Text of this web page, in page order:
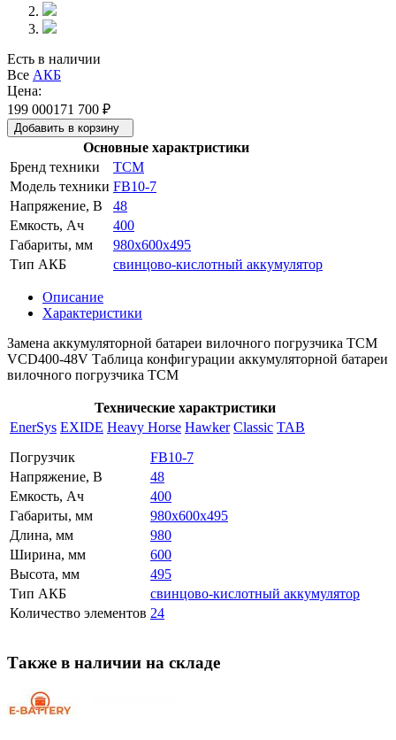
Есть в наличии
Все АКБ
Цена:
199 000171 700 ₽
Добавить в корзину
Основные характристики
Бренд техники
TCM
Модель техники FB10-7
Напряжение, В
48
Емкость, Ач
400
Габариты, мм
980x600x495
Тип АКБ
свинцово-кислотный аккумулятор
Описание
Характеристики
Замена аккумуляторной батареи вилочного погрузчика TCM
VCD400-48V Таблица конфигурации аккумуляторной батареи
вилочного погрузчика TCM
Технические характристики
EnerSys EXIDE Heavy Horse Hawker Classic TAB
Погрузчик
FB10-7
Напряжение, В
48
Емкость, Ач
400
Габариты, мм
980x600x495
Длина, мм
980
Ширина, мм
600
Высота, мм
495
Тип АКБ
свинцово-кислотный аккумулятор
Количество элементов 24
Также в наличии на складе